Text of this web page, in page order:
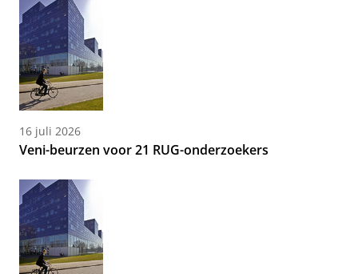
16 juli 2026
Veni-beurzen voor 21 RUG-onderzoekers